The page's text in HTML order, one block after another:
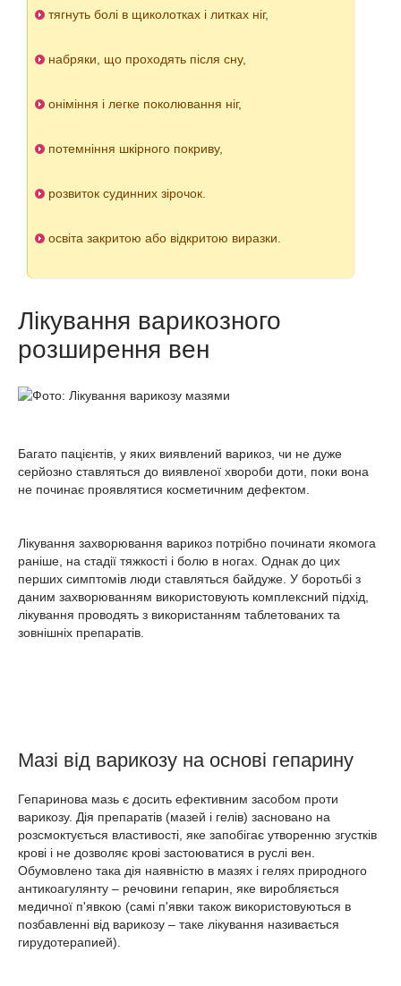
тягнуть болі в щиколотках і литках ніг,
набряки, що проходять після сну,
оніміння і легке поколювання ніг,
потемніння шкірного покриву,
розвиток судинних зірочок.
освіта закритою або відкритою виразки.
Лікування варикозного
розширення вен
Багато пацієнтів, у яких виявлений варикоз, чи не дуже
серйозно ставляться до виявленої хвороби доти, поки вона
не починає проявлятися косметичним дефектом.
Лікування захворювання варикоз потрібно починати якомога
раніше, на стадії тяжкості і болю в ногах. Однак до цих
перших симптомів люди ставляться байдуже. У боротьбі з
даним захворюванням використовують комплексний підхід,
лікування проводять з використанням таблетованих та
зовнішніх препаратів.
Мазі від варикозу на основі гепарину
Гепаринова мазь є досить ефективним засобом проти
варикозу. Дія препаратів (мазей і гелів) засновано на
розсмоктується властивості, яке запобігає утворенню згустків
крові і не дозволяє крові застоюватися в руслі вен.
Обумовлено така дія наявністю в мазях і гелях природного
антикоагулянту – речовини гепарин, яке виробляється
медичної п'явкою (самі п'явки також використовуються в
позбавленні від варикозу – таке лікування називається
гирудотерапией).